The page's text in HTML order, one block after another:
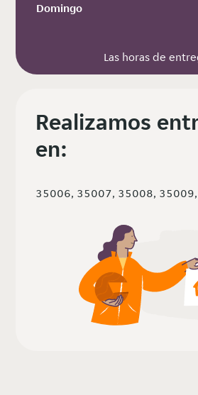
Domingo
Las horas de
Realizamos
en:
35006, 35007, 35008,